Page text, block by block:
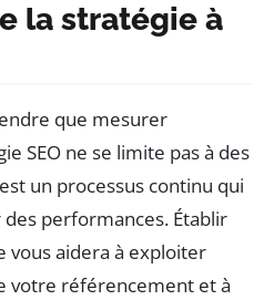
la stratégie à
que mesurer
SEO ne se limite pas à des
un processus continu qui
performances. Établir
vous aidera à exploiter
votre référencement et à